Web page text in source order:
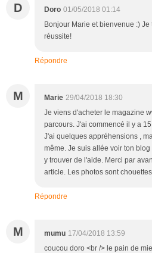
D Doro 01/05/2018 01:14
Bonjour Marie et bienvenue :)
réussite!
Répondre
M Marie 29/04/2018 18:30
Je viens d'acheter le magazine
parcours. J'ai commencé il y a
J'ai quelques appréhensions ,
même. Je suis allée voir ton
y trouver de l'aide. Merci par
article. Les photos sont chouettes
Répondre
M mumu 17/04/2018 13:59
coucou doro <br /> le pain de